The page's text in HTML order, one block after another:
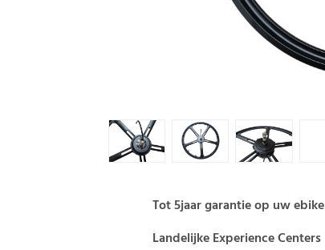
Tot 5jaar garantie op uw ebike
Landelijke Experience Centers